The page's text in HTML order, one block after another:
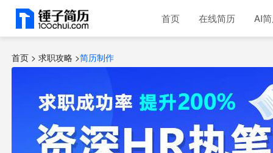
首页 在线简历 AI
首页 > 求职攻略 >简历制作